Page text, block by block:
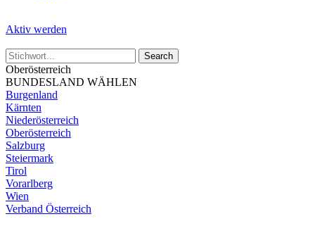
Aktiv werden
Oberösterreich
BUNDESLAND WÄHLEN
Burgenland
Kärnten
Niederösterreich
Oberösterreich
Salzburg
Steiermark
Tirol
Vorarlberg
Wien
Verband Österreich